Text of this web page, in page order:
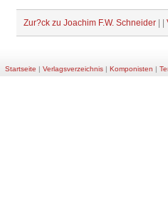
Zur?ck zu Joachim F.W. Schneider
Startseite | Verlagsverzeichnis| Komponisten |